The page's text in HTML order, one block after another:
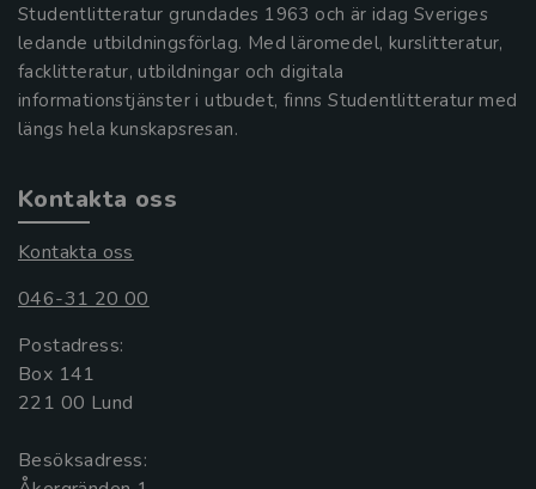
Studentlitteratur grundades 1963 och är idag Sveriges
ledande utbildningsförlag. Med läromedel, kurslitteratur,
facklitteratur, utbildningar och digitala
informationstjänster i utbudet, finns Studentlitteratur med
längs hela kunskapsresan.
Kontakta oss
Kontakta oss
046-31 20 00
Postadress:
Box 141
221 00 Lund
Besöksadress: